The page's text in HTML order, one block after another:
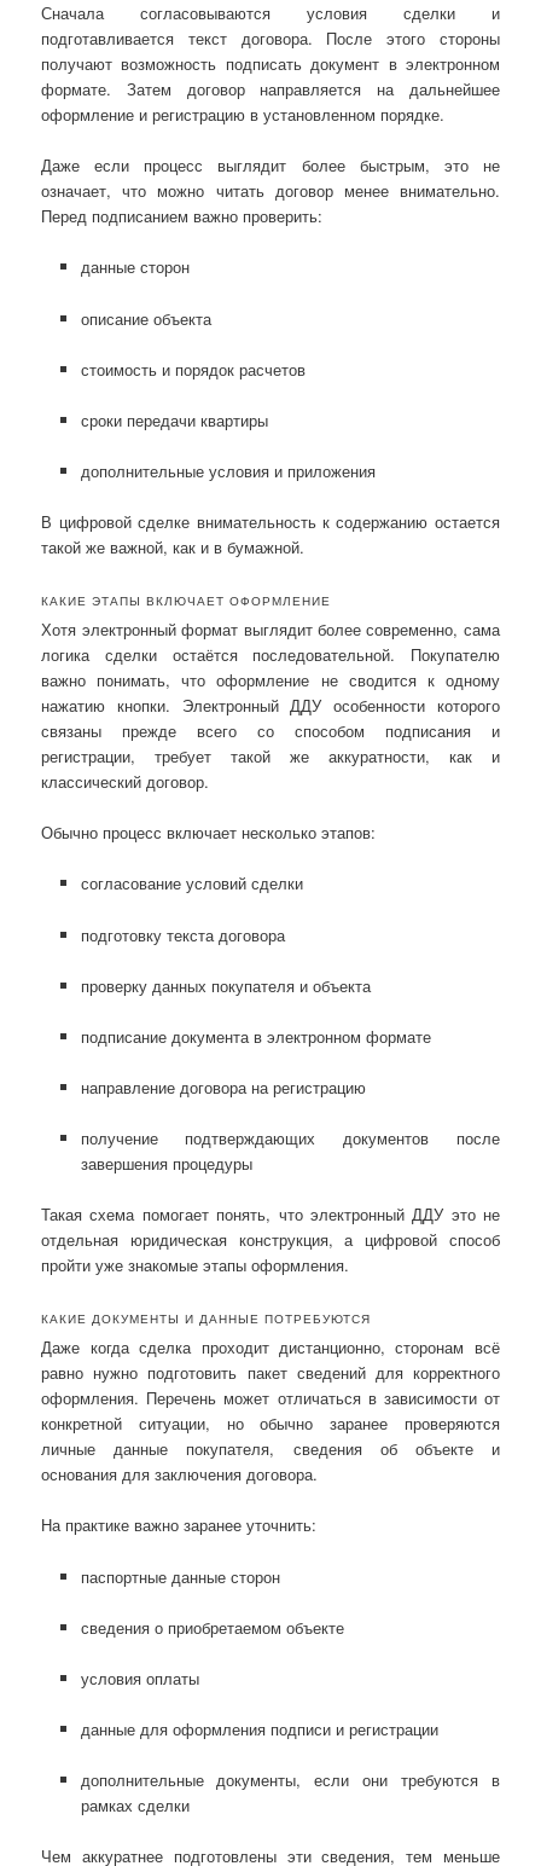
Сначала согласовываются условия сделки и
подготавливается текст договора. После этого стороны
получают возможность подписать документ в электронном
формате. Затем договор направляется на дальнейшее
оформление и регистрацию в установленном порядке.
Даже если процесс выглядит более быстрым, это не
означает, что можно читать договор менее внимательно.
Перед подписанием важно проверить:
данные сторон
описание объекта
стоимость и порядок расчетов
сроки передачи квартиры
дополнительные условия и приложения
В цифровой сделке внимательность к содержанию остается
такой же важной, как и в бумажной.
КАКИЕ ЭТАПЫ ВКЛЮЧАЕТ ОФОРМЛЕНИЕ
Хотя электронный формат выглядит более современно, сама
логика сделки остаётся последовательной. Покупателю
важно понимать, что оформление не сводится к одному
нажатию кнопки. Электронный ДДУ особенности которого
связаны прежде всего со способом подписания и
регистрации, требует такой же аккуратности, как и
классический договор.
Обычно процесс включает несколько этапов:
согласование условий сделки
подготовку текста договора
проверку данных покупателя и объекта
подписание документа в электронном формате
направление договора на регистрацию
получение подтверждающих документов после
завершения процедуры
Такая схема помогает понять, что электронный ДДУ это не
отдельная юридическая конструкция, а цифровой способ
пройти уже знакомые этапы оформления.
КАКИЕ ДОКУМЕНТЫ И ДАННЫЕ ПОТРЕБУЮТСЯ
Даже когда сделка проходит дистанционно, сторонам всё
равно нужно подготовить пакет сведений для корректного
оформления. Перечень может отличаться в зависимости от
конкретной ситуации, но обычно заранее проверяются
личные данные покупателя, сведения об объекте и
основания для заключения договора.
На практике важно заранее уточнить:
паспортные данные сторон
сведения о приобретаемом объекте
условия оплаты
данные для оформления подписи и регистрации
дополнительные документы, если они требуются в
рамках сделки
Чем аккуратнее подготовлены эти сведения, тем меньше